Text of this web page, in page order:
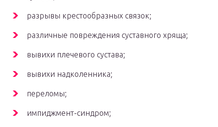
разрывы крестообразных связок;
различные повреждения суставного хряща;
вывихи плечевого сустава;
вывихи надколенника;
переломы;
импиджмент-синдром;